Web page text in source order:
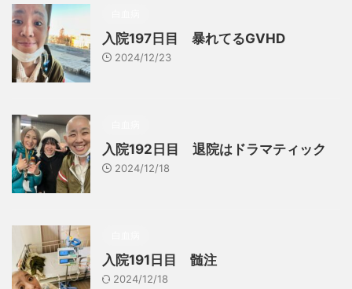
入院197日目 暴れてるGVHD
2024/12/23
入院192日目 退院はドラマティック
2024/12/18
入院191日目 髄注
2024/12/18